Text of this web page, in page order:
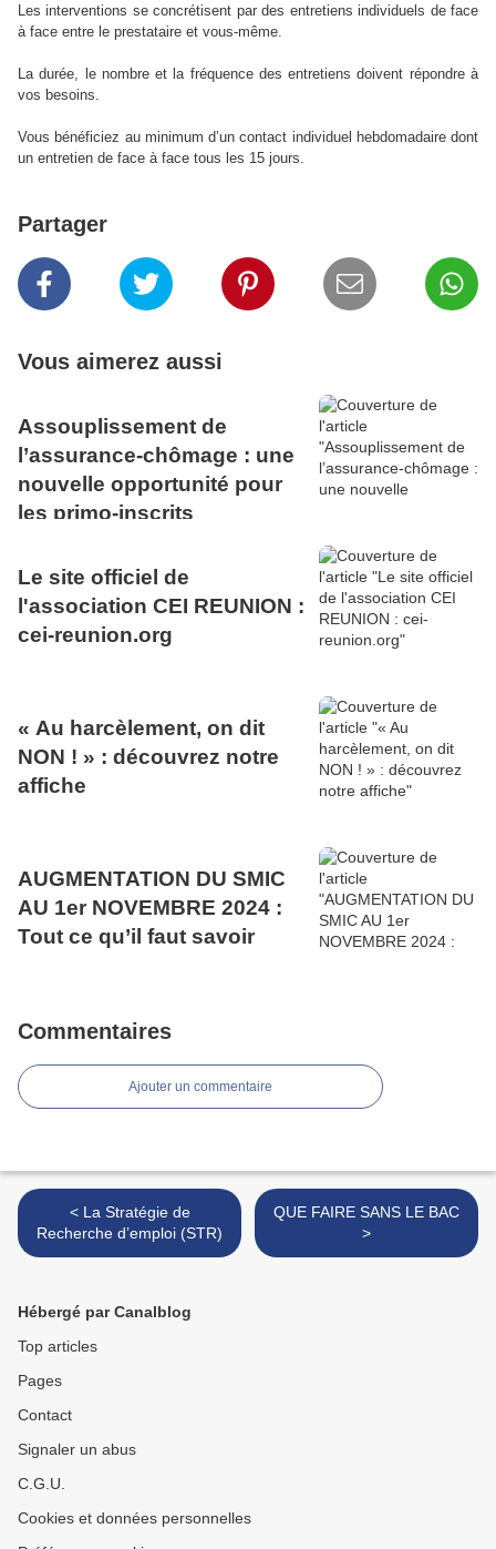
Les interventions se concrétisent par des entretiens individuels de face
à face entre le prestataire et vous-même.
La durée, le nombre et la fréquence des entretiens doivent répondre à
vos besoins.
Vous bénéficiez au minimum d’un contact individuel hebdomadaire dont
un entretien de face à face tous les 15 jours.
Partager
Vous aimerez aussi
Assouplissement de
l’assurance‑chômage : une
nouvelle opportunité pour
les primo‑inscrits
Le site officiel de
l'association CEI REUNION :
cei-reunion.org
« Au harcèlement, on dit
NON ! » : découvrez notre
affiche
AUGMENTATION DU SMIC
AU 1er NOVEMBRE 2024 :
Tout ce qu’il faut savoir
Commentaires
Ajouter un commentaire
< La Stratégie de
Recherche d’emploi (STR)
QUE FAIRE SANS LE BAC
>
Hébergé par Canalblog
Top articles
Pages
Contact
Signaler un abus
C.G.U.
Cookies et données personnelles